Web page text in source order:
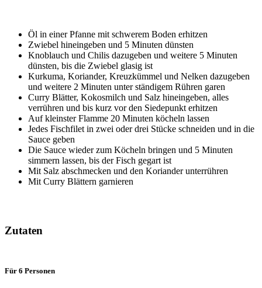
Öl in einer Pfanne mit schwerem Boden erhitzen
Zwiebel hineingeben und 5 Minuten dünsten
Knoblauch und Chilis dazugeben und weitere 5 Minuten
dünsten, bis die Zwiebel glasig ist
Kurkuma, Koriander, Kreuzkümmel und Nelken dazugeben
und weitere 2 Minuten unter ständigem Rühren garen
Curry Blätter, Kokosmilch und Salz hineingeben, alles
verrühren und bis kurz vor den Siedepunkt erhitzen
Auf kleinster Flamme 20 Minuten köcheln lassen
Jedes Fischfilet in zwei oder drei Stücke schneiden und in die
Sauce geben
Die Sauce wieder zum Köcheln bringen und 5 Minuten
simmern lassen, bis der Fisch gegart ist
Mit Salz abschmecken und den Koriander unterrühren
Mit Curry Blättern garnieren
Zutaten
Für 6 Personen